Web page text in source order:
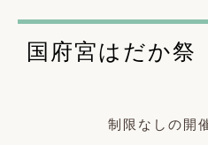
国府宮はだか祭
制限なしの開